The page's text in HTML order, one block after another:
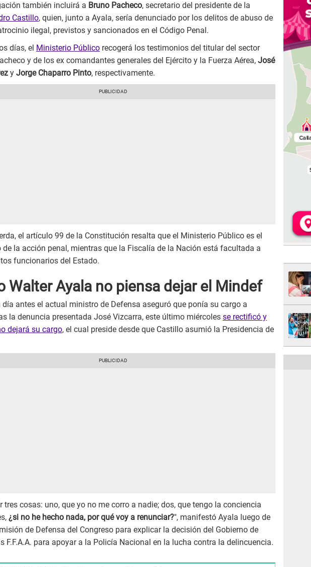
también incluirá a Bruno Pacheco, secretario del presidente de la
Castillo, quien, junto a Ayala, sería denunciado por los delitos de abuso de
ilegal, previstos y sancionados en el Código Penal.
días, el Ministerio Público recogerá los testimonios del titular del sector
y de los ex comandantes generales del Ejército y la Fuerza Aérea, José
y Jorge Chaparro Pinto, respectivamente.
el artículo 99 de la Constitución resalta que el Ministerio Público es el
de la acción penal, mientras que la Fiscalía de la Nación está facultada a
funcionarios del Estado.
Walter Ayala no piensa dejar el Mindef
día antes el actual ministro de Defensa aseguró que ponía su cargo a
la denuncia presentada José Vizcarra, este último miércoles se rectificó y
dejará su cargo, el cual preside desde que Castillo asumió la Presidencia de
tres cosas: uno, que yo no me corro a nadie; dos, que tengo la conciencia
¿si no he hecho nada, por qué voy a renunciar?", manifestó Ayala luego de
de Defensa del Congreso para explicar la decisión del Gobierno de
F.F.A.A. para apoyar a la Policía Nacional en la lucha contra la delincuencia.